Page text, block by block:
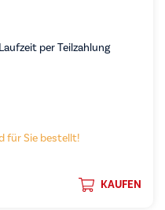
per Teilzahlung
für Sie bestellt!
KAUFEN